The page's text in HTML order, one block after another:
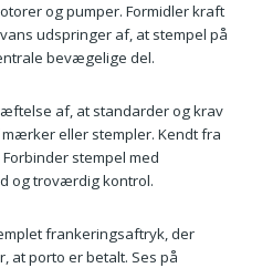
og pumper. Formidler kraft
udspringer af, at stempel på
bevægelige del.
af, at standarder og krav
eller stempler. Kendt fra
stempel med
og troværdig kontrol.
frankeringsaftryk, der
at porto er betalt. Ses på